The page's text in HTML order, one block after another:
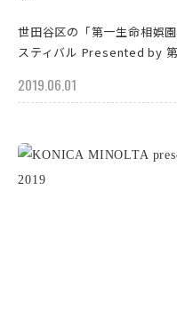
世田谷区の「第一生命相娯
スティバル Presented by
2019.06.01